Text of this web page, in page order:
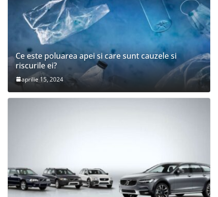
Ce este poluarea apei si care sunt cauzele si
riscurile ei?
aprilie 15, 2024